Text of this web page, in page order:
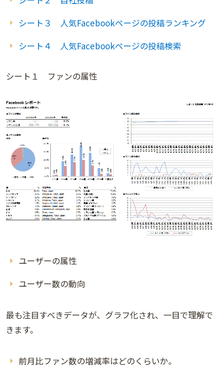
シート３ 人気Facebookページの投稿ランキング
シート４ 人気Facebookページの投稿検索
シート１ ファンの属性
ユーザーの属性
ユーザー数の動向
最も注目すべきデータが、グラフ化され、一目で理解で
きます。
前月比ファン数の増減率はどのくらいか。